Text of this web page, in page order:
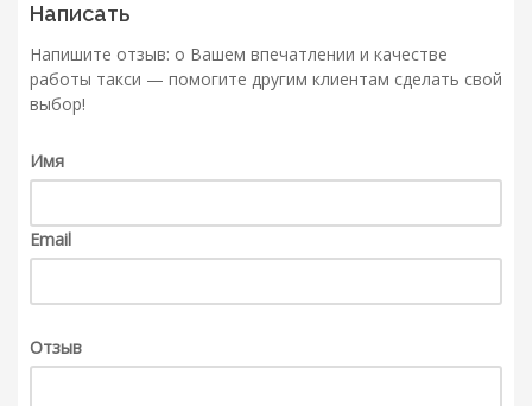
Написать
Напишите отзыв: о Вашем впечатлении и качестве
работы такси — помогите другим клиентам сделать свой
выбор!
Имя
Email
Отзыв